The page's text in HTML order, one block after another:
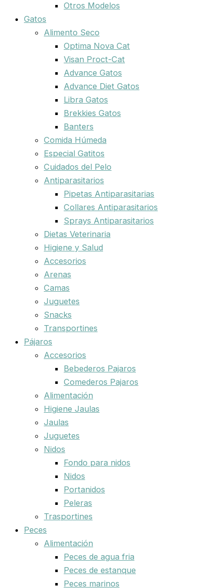
Otros Modelos
Gatos
Alimento Seco
Optima Nova Cat
Visan Proct-Cat
Advance Gatos
Advance Diet Gatos
Libra Gatos
Brekkies Gatos
Banters
Comida Húmeda
Especial Gatitos
Cuidados del Pelo
Antiparasitarios
Pipetas Antiparasitarias
Collares Antiparasitarios
Sprays Antiparasitarios
Dietas Veterinaria
Higiene y Salud
Accesorios
Arenas
Camas
Juguetes
Snacks
Transportines
Pájaros
Accesorios
Bebederos Pajaros
Comederos Pajaros
Alimentación
Higiene Jaulas
Jaulas
Juguetes
Nidos
Fondo para nidos
Nidos
Portanidos
Peleras
Trasportines
Peces
Alimentación
Peces de agua fria
Peces de estanque
Peces marinos